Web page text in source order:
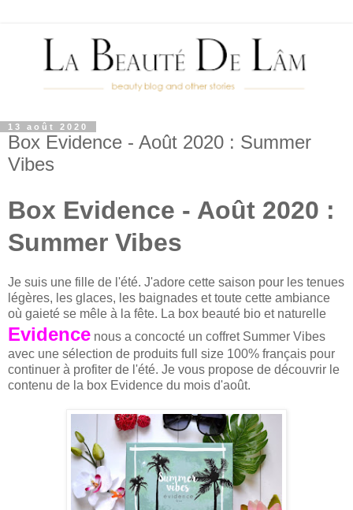
13 août 2020
Box Evidence - Août 2020 : Summer
Vibes
Box Evidence - Août 2020 :
Summer Vibes
Je suis une fille de l'été. J'adore cette saison pour les tenues
légères, les glaces, les baignades et toute cette ambiance
où gaieté se mêle à la fête. La box beauté bio et naturelle
Evidence nous a concocté un coffret Summer Vibes
avec une sélection de produits full size 100% français pour
continuer à profiter de l'été. Je vous propose de découvrir le
contenu de la box Evidence du mois d'août.